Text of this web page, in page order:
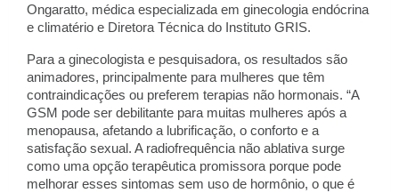
Ongaratto, médica especializada em ginecologia endócrina
e climatério e Diretora Técnica do Instituto GRIS.
Para a ginecologista e pesquisadora, os resultados são
animadores, principalmente para mulheres que têm
contraindicações ou preferem terapias não hormonais. “A
GSM pode ser debilitante para muitas mulheres após a
menopausa, afetando a lubrificação, o conforto e a
satisfação sexual. A radiofrequência não ablativa surge
como uma opção terapêutica promissora porque pode
melhorar esses sintomas sem uso de hormônio, o que é